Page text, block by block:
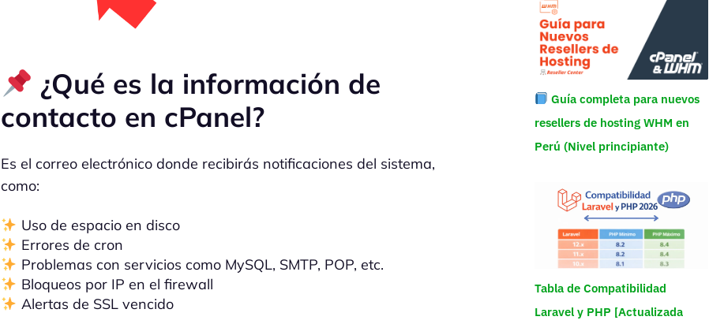
¿Qué es la información de
contacto en cPanel?
Es el correo electrónico donde recibirás notificaciones del sistema,
como:
Uso de espacio en disco
Errores de cron
Problemas con servicios como MySQL, SMTP, POP, etc.
Bloqueos por IP en el firewall
Alertas de SSL vencido
Guía completa para nuevos
resellers de hosting WHM en
Perú (Nivel principiante)
Tabla de Compatibilidad
Laravel y PHP [Actualizada